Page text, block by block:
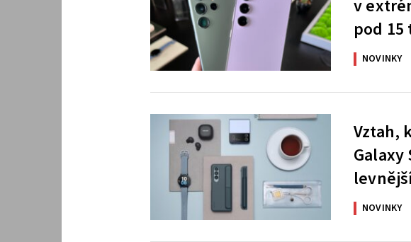
v
pod 15
NOVINKY
Vztah,
Galaxy
NOVINKY